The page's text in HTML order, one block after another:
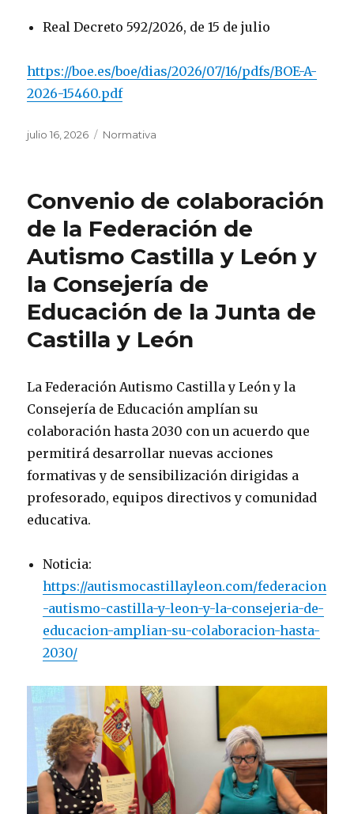
Real Decreto 592/2026, de 15 de julio
https://boe.es/boe/dias/2026/07/16/pdfs/BOE-A-
2026-15460.pdf
Publicado
julio 16, 2026 Categorías
Normativa
Convenio de colaboración
de la Federación de
Autismo Castilla y León y
la Consejería de
Educación de la Junta de
Castilla y León
La Federación Autismo Castilla y León y la
Consejería de Educación amplían su
colaboración hasta 2030 con un acuerdo que
permitirá desarrollar nuevas acciones
formativas y de sensibilización dirigidas a
profesorado, equipos directivos y comunidad
educativa.
Noticia:
https://autismocastillayleon.com/federacion
-autismo-castilla-y-leon-y-la-consejeria-de-
educacion-amplian-su-colaboracion-hasta-
2030/